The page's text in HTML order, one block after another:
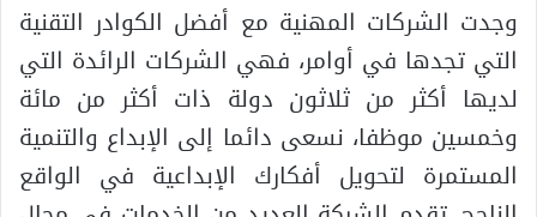
وجدت الشركات المهنية مع أفضل الكوادر التقنية
التي تجدها في أوامر، فهي الشركات الرائدة التي
لديها أكثر من ثلاثون دولة ذات أكثر من مائة
وخمسين موظفا، نسعى دائما إلى الإبداع والتنمية
المستمرة لتحويل أفكارك الإبداعية في الواقع